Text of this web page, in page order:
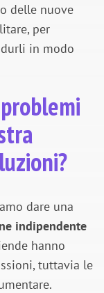
delle nuove
per
in modo
dare una
indipendente
hanno
tuttavia le